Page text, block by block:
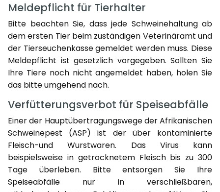
Meldepflicht für Tierhalter
Bitte beachten Sie, dass jede Schweinehaltung ab
dem ersten Tier beim zuständigen Veterinäramt und
der Tierseuchenkasse gemeldet werden muss. Diese
Meldepflicht ist gesetzlich vorgegeben. Sollten Sie
Ihre Tiere noch nicht angemeldet haben, holen Sie
das bitte umgehend nach.
Verfütterungsverbot für Speiseabfälle
Einer der Hauptübertragungswege der Afrikanischen
Schweinepest (ASP) ist der über kontaminierte
Fleisch-und Wurstwaren. Das Virus kann
beispielsweise in getrocknetem Fleisch bis zu 300
Tage überleben. Bitte entsorgen Sie Ihre
Speiseabfälle nur in verschließbaren,